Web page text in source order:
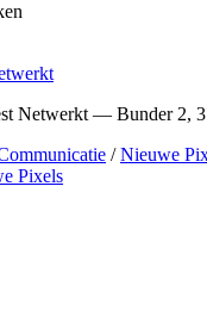
Netwerkt — Bunder 2,
/Nieuwe
Pixels